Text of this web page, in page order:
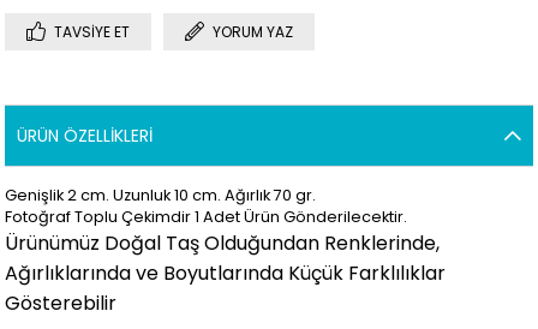
TAVSIYE ET YORUM YAZ
ÜRÜN ÖZELLIKLERI
Genişlik 2cm.Uzunluk 10 cm.Ağırlık 70gr.
Fotoğraf Toplu Çekimdir 1 Adet Ürün Gönderilecektir.
Ürünümüz Doğal Taş Olduğundan Renklerinde,
Ağırlıklarında ve Boyutlarında Küçük Farklılıklar
Gösterebilir